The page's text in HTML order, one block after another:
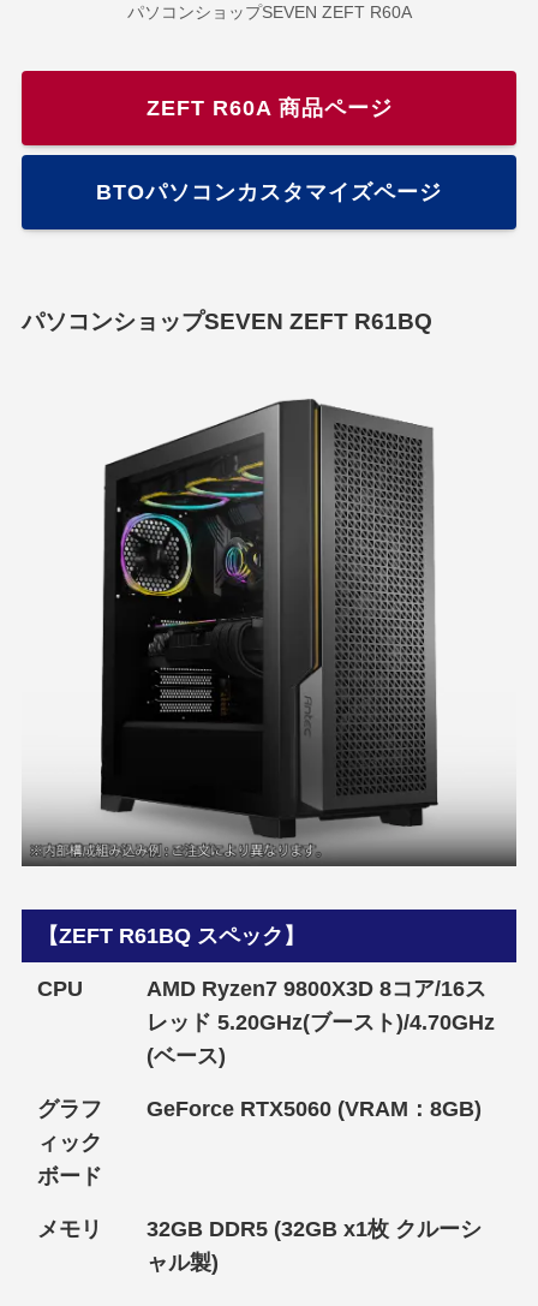
パソコンショップSEVEN ZEFT R60A
ZEFT R60A 商品ページ
BTOパソコンカスタマイズページ
パソコンショップSEVEN ZEFT R61BQ
【ZEFT R61BQ スペック】
CPU
AMD Ryzen7 9800X3D 8コア/16ス
レッド 5.20GHz(ブースト)/4.70GHz
(ベース)
グラフ
ィック
ボード
GeForce RTX5060 (VRAM：8GB)
メモリ
32GB DDR5 (32GB x1枚 クルーシ
ャル製)